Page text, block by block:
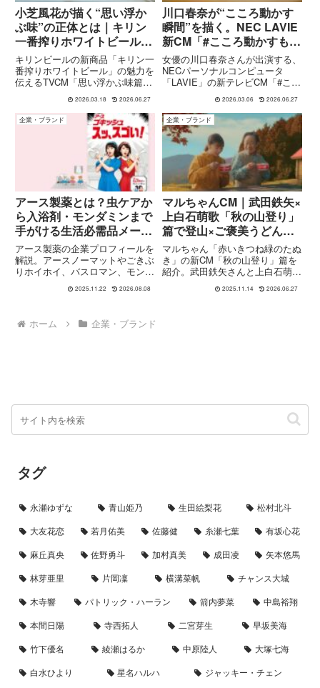
小芝風花が描く“思い浮か
ぶ味”の正体とは｜キリン
一番搾りホワイトビール新
CM
キリンビールの新商品「キリン一
番搾りホワイトビール」の魅力を
伝えるTVCM「思い浮かぶ味篇」
ています。本CMは、“飲む前から
味を想像してしまう”というコン
セプトのもと、白ビールならでは
のやわらかな口当たりや爽や...
2026.03.18 2026.06.27
川口春奈が“こころ動かす
瞬間”を描く。NEC LAVIE
新CM「#こころ動かすもの
をその手に。」楽曲 :
AKASAKI
女優の川口春奈さんが出演する、
NECパーソナルコンピュータ
「LAVIE」の新テレビCM「#ここ
公開されています。本CMはノー
トパソコンとタブレットを使い分
けながら、自分のアイデアや可能
性を広げていく様子を描いた...
2026.03.06 2026.06.27
企業・ブランド
アース製薬とは？虫ケアか
ら入浴剤・モンダミンまで
手がける生活必需品メーカ
ー
アース製薬の企業プロフィールを
解説。アースノーマットやごきぶ
りホイホイ、バスロマン、モンダ
ーの歴史・主力ブランド・事業内
2025.11.22 2026.08.08
企業・ブランド
マルちゃんCM｜武田鉄矢×
上白石萌歌「秋の山登り」
篇で登山×ご褒美うどん＆
そば
マルちゃん「赤いきつね緑のたぬ
き」の新CM「秋の山登り」篇を
紹介。武田鉄矢さんと上白石萌歌
で熱々のカップ麺を味わう“登山
2025.11.14 2026.06.27
ホーム 企業・ブランド
タグ
永瀬ゆずな 青山姫乃 生田絵梨花
松村北斗
大友花恋
若月佑美 佐藤健 糸瀬七葉
有坂心花
麻丘真央
佐野勇斗 加村真美 成田凌
矢本悠馬
林芽亜里
片岡凜 横溝菜帆
チャンス大城
木寺響
パトリック・ハーラン 箭内夢菜
中島裕翔
本間日陽
寺西拓人 二宮芽生
早坂美海
竹下優名
綾瀬はるか 中原陸人
大塚七海
白水ひより
星名ハルハ
ジャッキー・チェン